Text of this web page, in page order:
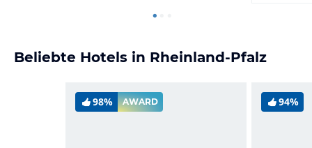
Beliebte Hotels in Rheinland-Pfalz
98% AWARD 94%